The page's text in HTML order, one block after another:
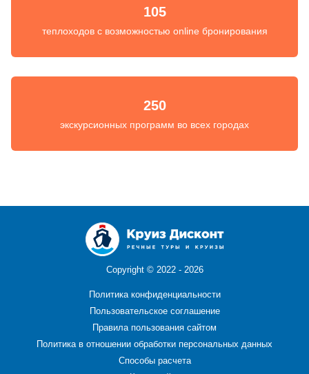
105
теплоходов с возможностью online бронирования
250
экскурсионных программ во всех городах
Copyright © 2022 - 2026
Политика конфиденциальности
Пользовательское соглашение
Правила пользования сайтом
Политика в отношении обработки персональных данных
Способы расчета